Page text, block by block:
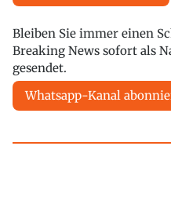
Bleiben Sie immer einen
Breaking News sofort als
gesendet.
Whatsapp-Kanal